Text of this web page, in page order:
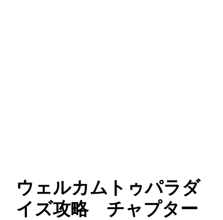
ウェルカムトゥパラダ
イズ攻略 チャプター